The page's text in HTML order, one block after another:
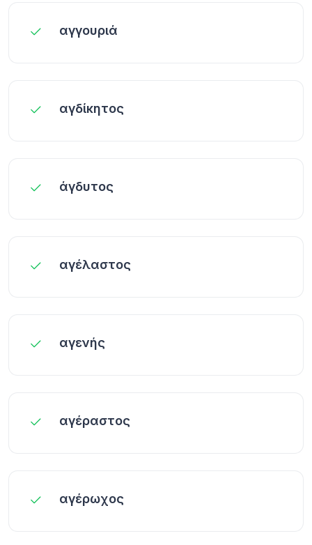
αγγουριά
αγδίκητος
άγδυτος
αγέλαστος
αγενής
αγέραστος
αγέρωχος